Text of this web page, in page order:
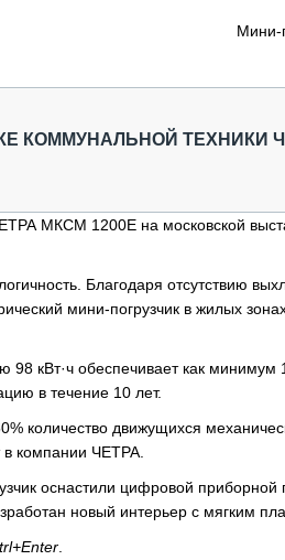
МЕРОПРИЯТИЯ
Мини-
КОММУНАЛЬНОЙ ТЕХНИКИ
МКСМ 1200Е на московской
Благодаря отсутствию
мини-погрузчик в жилых
кВт·ч обеспечивает как минимум
в течение 10 лет.
количество движущихся
в компании ЧЕТРА.
оснастили цифровой приборной
новый интерьер с мягким